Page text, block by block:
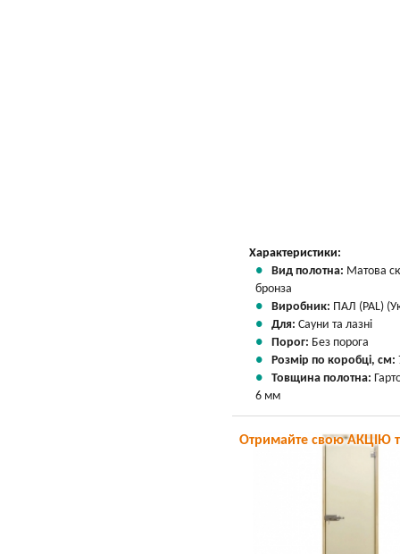
Характеристики:
Вид полотна: Матова
бронза
Виробник: ПАЛ (PAL)
Для: Сауни та лазні
Порог: Без порога
Розмір по коробці, см:
Товщина полотна:
6 мм
Отримайте свою АКЦІЮ